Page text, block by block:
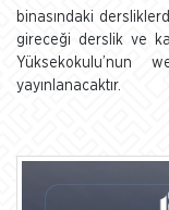
binasındaki
gireceği derslik ve
Yüksekokulu’nun
yayınlanacaktır.